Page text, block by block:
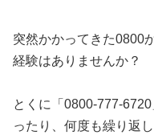
突然かかってきた0800
経験はありませんか？
とくに「
ったり、何度も繰り返